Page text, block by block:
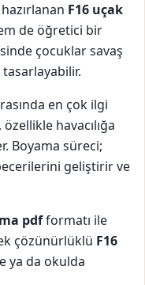
F16 uçak
de öğretici bir
çocuklar savaş
en çok ilgi
havacılığa
Boyama süreci;
geliştirir ve
pdfformatı ile
çözünürlüklü F16
ya da okulda